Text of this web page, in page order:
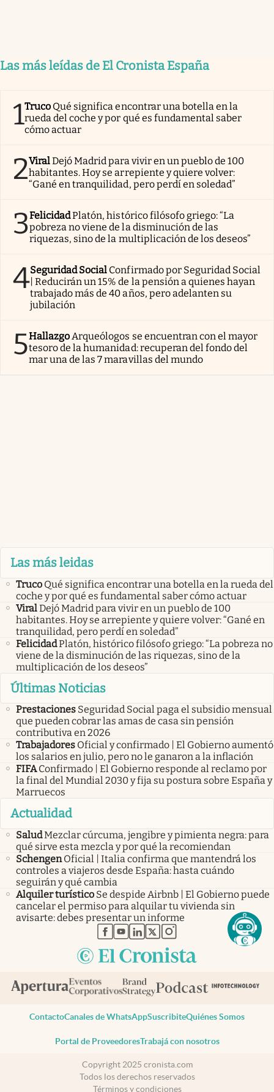
Las más leídas de El Cronista España
1Truco Qué significa encontrar una botella en la
rueda del coche y por qué es fundamental saber
cómo actuar
2ViralDejó Madrid para vivir en un pueblo de 100
habitantes. Hoy se arrepiente y quiere volver:
“Gané en tranquilidad, pero perdí en soledad”
3FelicidadPlatón, histórico filósofo griego: “La
pobreza no viene de la disminución de las
riquezas, sino de la multiplicación de los deseos”
4Seguridad Social Confirmado por Seguridad Social
| Reducirán un 15% de la pensión a quienes hayan
trabajado más de 40 años, pero adelanten su
jubilación
5HallazgoArqueólogos se encuentran con el mayor
tesoro de la humanidad: recuperan del fondo del
mar una de las 7 maravillas del mundo
Las más leidas
Truco Qué significa encontrar una botella en la rueda del
coche y por qué es fundamental saber cómo actuar
ViralDejó Madrid para vivir en un pueblo de 100
habitantes. Hoy se arrepiente y quiere volver: “Gané en
tranquilidad, pero perdí en soledad”
FelicidadPlatón, histórico filósofo griego: “La pobreza no
viene de la disminución de las riquezas, sino de la
multiplicación de los deseos”
Últimas Noticias
Prestaciones Seguridad Social paga el subsidio mensual
que pueden cobrar las amas de casa sin pensión
contributiva en 2026
Trabajadores Oficial y confirmado | El Gobierno aumentó
los salarios en julio, pero no le ganaron a la inflación
FIFA Confirmado | El Gobierno responde al reclamo por
la final del Mundial 2030 y fija su postura sobre España y
Marruecos
Actualidad
SaludMezclar cúrcuma, jengibre y pimienta negra: para
qué sirve esta mezcla y por qué la recomiendan
Schengen Oficial | Italia confirma que mantendrá los
controles a viajeros desde España: hasta cuándo
seguirán y qué cambia
Alquiler turístico Se despide Airbnb | El Gobierno puede
cancelar el permiso para alquilar tu vivienda sin
avisarte: debes presentar un informe
abre en nueva pestaña
abre en nueva pestaña
abre en nueva pestaña
abre en nueva pestaña
abre en nueva pestaña
ContactoCanales de WhatsAppSuscribiteQuiénes Somos
Portal de ProveedoresTrabajá con nosotros
Copyright 2025 cronista.com
Todos los derechos reservados
Términos y condiciones